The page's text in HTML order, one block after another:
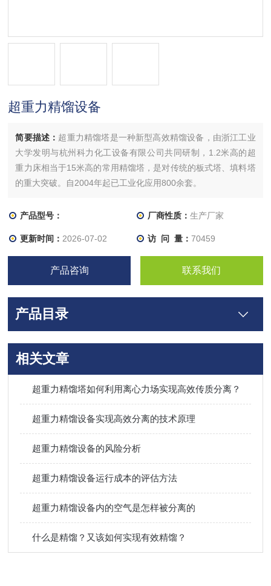
超重力精馏设备
简要描述： 超重力精馏塔是一种新型高效精馏设备，由浙江工业
大学发明与杭州科力化工设备有限公司共同研制，1.2米高的超
重力床相当于15米高的常用精馏塔，是对传统的板式塔、填料塔
的重大突破。自2004年起已工业化应用800余套。
产品型号： 厂商性质： 生产厂家
更新时间： 2026-07-02 访 问 量： 70459
产品咨询 联系我们
产品目录
相关文章
超重力精馏塔如何利用离心力场实现高效传质分离？
超重力精馏设备实现高效分离的技术原理
超重力精馏设备的风险分析
超重力精馏设备运行成本的评估方法
超重力精馏设备内的空气是怎样被分离的
什么是精馏？又该如何实现有效精馏？